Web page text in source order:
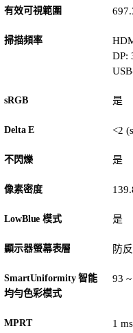
有效可視範圍
掃描頻率
DP:
sRGB 是
Delta E <2
不閃爍 是
像素密度
LowBlue 模式 是
顯示器螢幕表層 防
SmartUniformity 智能
均勻色彩模式
93
MPRT 1 ms